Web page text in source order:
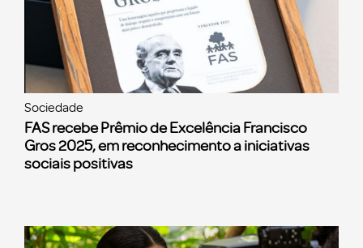
Sociedade
FAS recebe Prêmio de Excelência Francisco
Gros 2025, em reconhecimento a iniciativas
sociais positivas